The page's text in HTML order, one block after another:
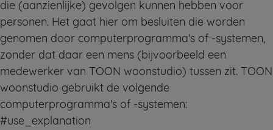
die (aanzienlijke) gevolgen kunnen hebben voor
personen. Het gaat hier om besluiten die worden
genomen door computerprogramma's of -systemen,
zonder dat daar een mens (bijvoorbeeld een
medewerker van TOON woonstudio) tussen zit. TOON
woonstudio gebruikt de volgende
computerprogramma's of -systemen:
#use_explanation